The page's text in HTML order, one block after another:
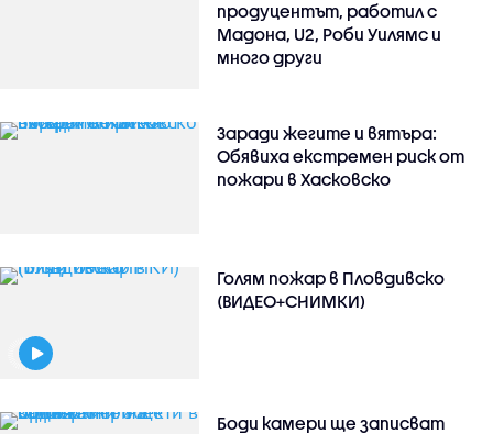
продуцентът, работил с
Мадона, U2, Роби Уилямс и
много други
Заради жегите и вятъра:
Обявиха екстремен риск от
пожари в Хасковско
Голям пожар в Пловдивско
(ВИДЕО+СНИМКИ)
Боди камери ще записват